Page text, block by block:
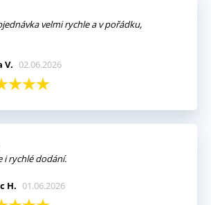
velmi rychle a v pořádku,
V. 02.06.2026
i rychlé dodání.
H. 01.06.2026